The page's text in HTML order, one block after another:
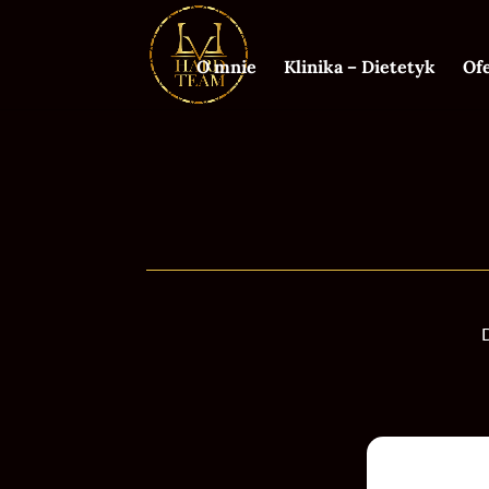
O mnie Klinika – Dietetyk